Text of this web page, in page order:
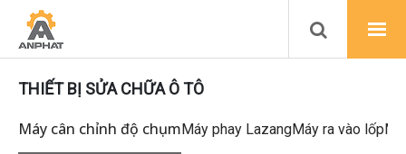
THIẾT BỊ SỬA CHỮA Ô TÔ
Máy cân chỉnh độ chụmMáy phay LazangMáy ra vào lốp